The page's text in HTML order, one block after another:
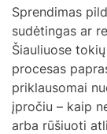
Sprendimas
sudėtingas ar
Šiauliuose
procesas
priklausomai
įpročiu – kaip
arba rūšiuoti